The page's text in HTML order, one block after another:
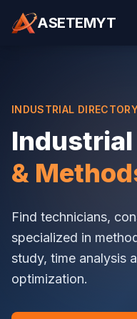
ASETEMYT
INDUSTRIAL
&
Find technicians,
specialized in
study, time analysis
optimization.